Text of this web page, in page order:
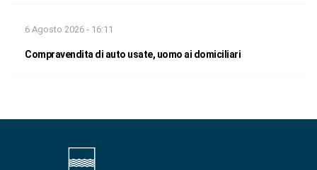
6 Agosto 2026 - 16:11
Compravendita di auto usate, uomo ai domiciliari